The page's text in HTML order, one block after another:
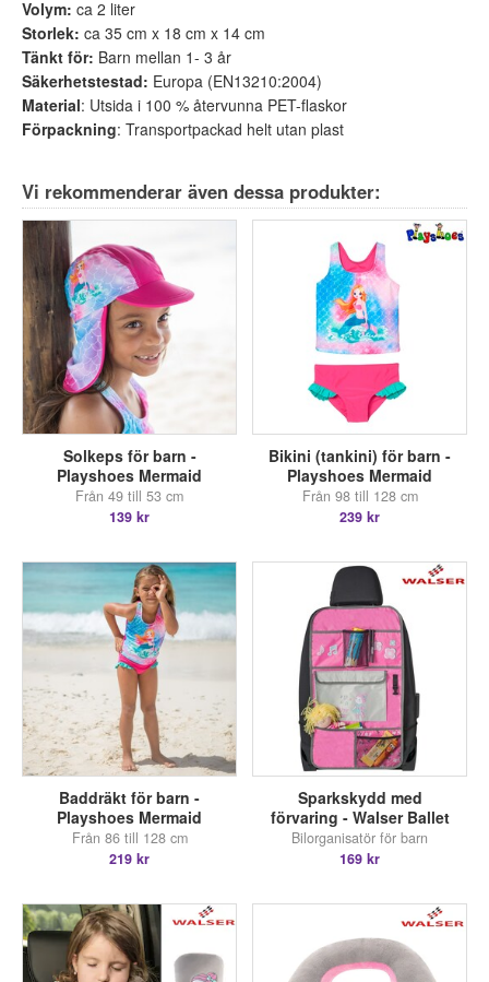
Volym: ca 2 liter
Storlek: ca 35 cm x 18 cm x 14 cm
Tänkt för: Barn mellan 1- 3 år
Säkerhetstestad: Europa (EN13210:2004)
Material: Utsida i 100 % återvunna PET-flaskor
Förpackning: Transportpackad helt utan plast
Vi rekommenderar även dessa produkter:
Solkeps för barn -
Playshoes Mermaid
Från 49 till 53 cm
139 kr
Bikini (tankini) för barn -
Playshoes Mermaid
Från 98 till 128 cm
239 kr
Baddräkt för barn -
Playshoes Mermaid
Från 86 till 128 cm
219 kr
Sparkskydd med
förvaring - Walser Ballet
Bilorganisatör för barn
169 kr